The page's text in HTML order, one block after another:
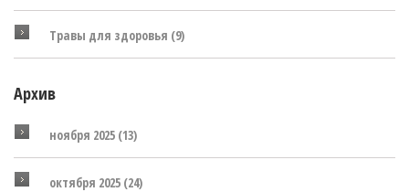
Травы для здоровья (9)
Архив
ноября 2025 (13)
октября 2025 (24)